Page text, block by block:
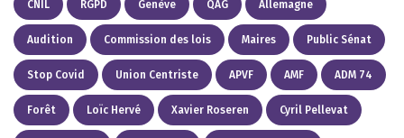
CNIL RGPD Genève QAG Allemagne
Audition Commission des lois Maires Public Sénat
Stop Covid Union Centriste APVF AMF ADM 74
Forêt Loïc Hervé Xavier Roseren Cyril Pellevat